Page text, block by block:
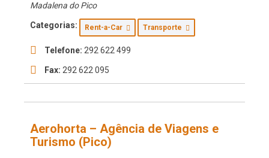
Madalena do Pico
Categorias: Rent-a-Car Transporte
Telefone: 292 622 499
Fax: 292 622 095
Aerohorta – Agência de Viagens e
Turismo (Pico)